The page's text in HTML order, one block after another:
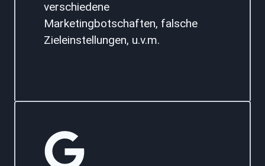
verschiedene
Marketingbotschaften, falsche
Zieleinstellungen, u.v.m.